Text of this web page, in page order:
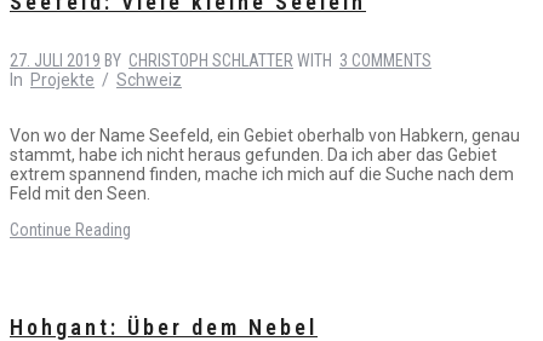
27. JULI 2019 BY CHRISTOPH SCHLATTER WITH 3 COMMENTS
In Projekte / Schweiz
Von wo der Name Seefeld, ein Gebiet oberhalb von Habkern, genau
stammt, habe ich nicht heraus gefunden. Da ich aber das Gebiet
extrem spannend finden, mache ich mich auf die Suche nach dem
Feld mit den Seen.
Continue Reading
Hohgant: Über dem Nebel